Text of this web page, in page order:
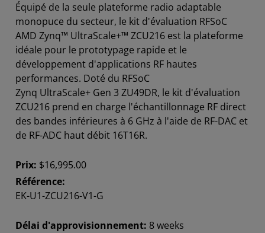
Équipé de la seule plateforme radio adaptable
monopuce du secteur, le kit d'évaluation RFSoC
AMD Zynq™ UltraScale+™ ZCU216 est la plateforme
idéale pour le prototypage rapide et le
développement d'applications RF hautes
performances. Doté du RFSoC
Zynq UltraScale+ Gen 3 ZU49DR, le kit d'évaluation
ZCU216 prend en charge l'échantillonnage RF direct
des bandes inférieures à 6 GHz à l'aide de RF-DAC et
de RF-ADC haut débit 16T16R.
Prix: $16,995.00
Référence:
EK-U1-ZCU216-V1-G
Délai d'approvisionnement: 8 weeks